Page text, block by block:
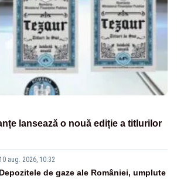
lansează o nouă ediție a titlurilor
10 aug. 2026, 10:32
Depozitele de gaze ale României, umplute